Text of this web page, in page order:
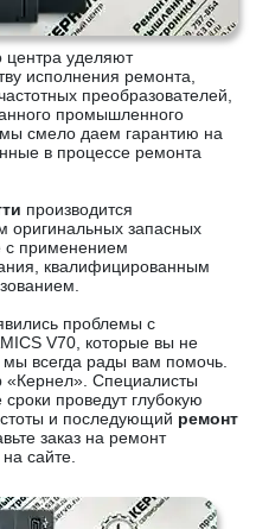
центра уделяют
исполнения ремонта,
преобразователей,
промышленного
смело даем гарантию на
в процессе ремонта
производится
оригинальных запасных
с применением
квалифицированным
проблемы с
V70, которые вы не
всегда рады вам помочь.
«Кернел». Специалисты
проведут глубокую
и последующий ремонт
заказ на ремонт
сайте.